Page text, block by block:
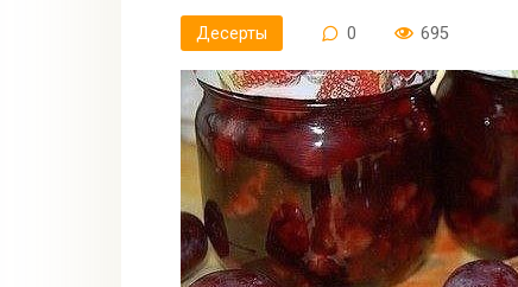
Десерты 0 695